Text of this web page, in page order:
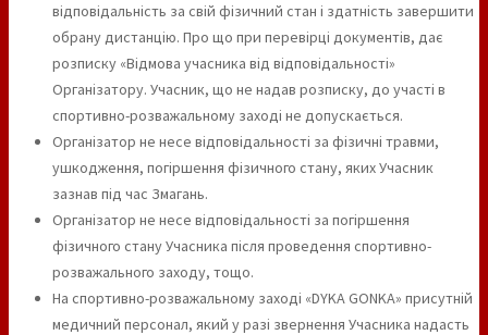
відповідальність за свій фізичний стан і здатність завершити
обрану дистанцію. Про що при перевірці документів, дає
розписку «Відмова учасника від відповідальності»
Організатору. Учасник, що не надав розписку, до участі в
спортивно-розважальному заході не допускається.
Організатор не несе відповідальності за фізичні травми,
ушкодження, погіршення фізичного стану, яких Учасник
зазнав під час Змагань.
Організатор не несе відповідальності за погіршення
фізичного стану Учасника після проведення спортивно-
розважального заходу, тощо.
На спортивно-розважальному заході «DYKA GONKA» присутній
медичний персонал, який у разі звернення Учасника надасть